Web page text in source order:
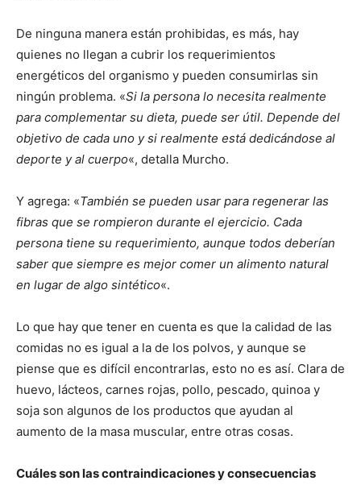
De ninguna manera están prohibidas, es más, hay
quienes no llegan a cubrir los requerimientos
energéticos del organismo y pueden consumirlas sin
ningún problema. «Si la persona lo necesita realmente
para complementar su dieta, puede ser útil. Depende del
objetivo de cada uno y si realmente está dedicándose al
deporte y al cuerpo«, detalla Murcho.
Y agrega: «También se pueden usar para regenerar las
fibras que se rompieron durante el ejercicio. Cada
persona tiene su requerimiento, aunque todos deberían
saber que siempre es mejor comer un alimento natural
en lugar de algo sintético«.
Lo que hay que tener en cuenta es que la calidad de las
comidas no es igual a la de los polvos, y aunque se
piense que es difícil encontrarlas, esto no es así. Clara de
huevo, lácteos, carnes rojas, pollo, pescado, quinoa y
soja son algunos de los productos que ayudan al
aumento de la masa muscular, entre otras cosas.
Cuáles son las contraindicaciones y consecuencias